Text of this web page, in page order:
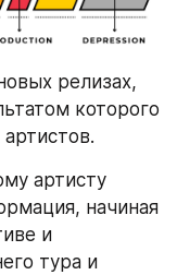
релизах,
которого
артисту
начиная
и
тура и